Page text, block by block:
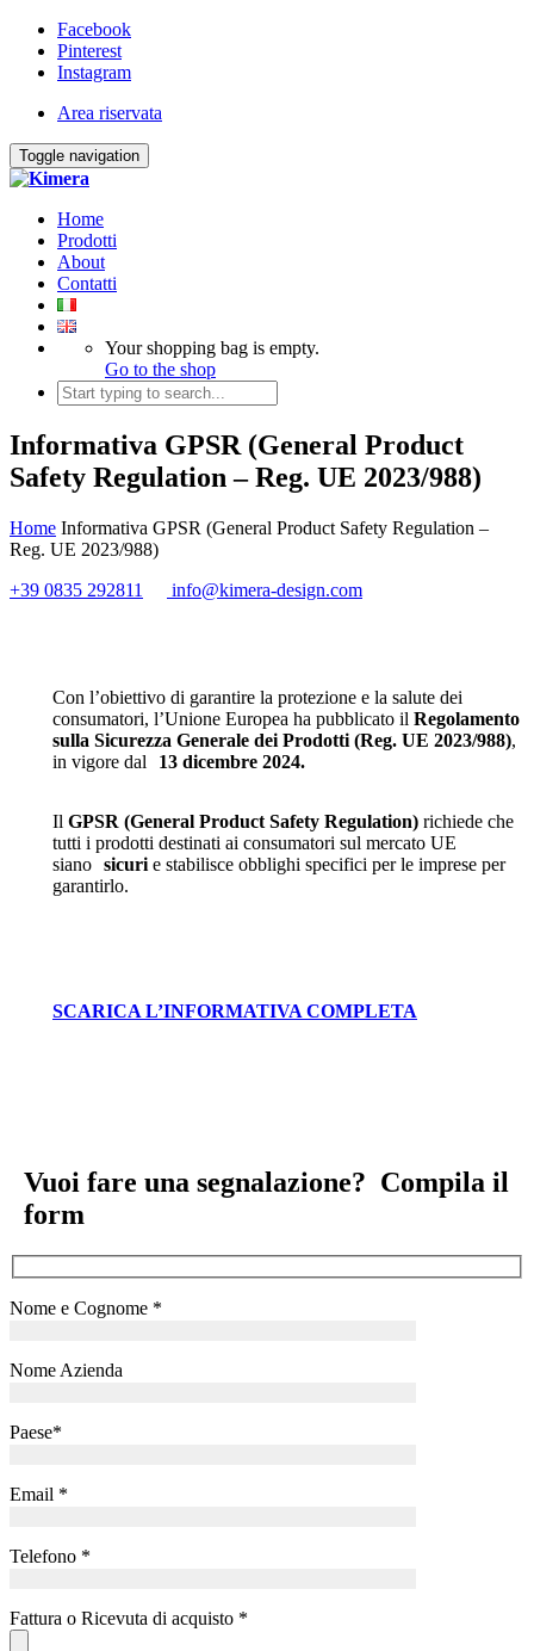
Facebook
Pinterest
Instagram
Area riservata
Toggle navigation
Home
Prodotti
About
Contatti
Your shopping bag is empty.
Go to the shop
Informativa GPSR (General Product
Safety Regulation – Reg. UE 2023/988)
Home Informativa GPSR (General Product Safety Regulation –
Reg. UE 2023/988)
+39 0835 292811
info@kimera-design.com
Con l’obiettivo di garantire la protezione e la salute dei
consumatori, l’Unione Europea ha pubblicato il Regolamento
sulla Sicurezza Generale dei Prodotti (Reg. UE 2023/988),
in vigore dal
13 dicembre 2024.
Il GPSR (General Product Safety Regulation) richiede che
tutti i prodotti destinati ai consumatori sul mercato UE
siano sicuri e stabilisce obblighi specifici per le imprese per
garantirlo.
SCARICA L’INFORMATIVA COMPLETA
Vuoi fare una segnalazione? Compila il
form
Nome e Cognome *
Nome Azienda
Paese*
Email *
Telefono *
Fattura o Ricevuta di acquisto *